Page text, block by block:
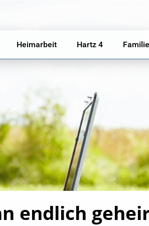
Heimarbeit Hartz 4 Familie
endlich